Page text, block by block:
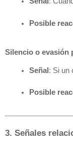
Posible
Silencio o evasión
Señal: Si un
Posible
3. Señales